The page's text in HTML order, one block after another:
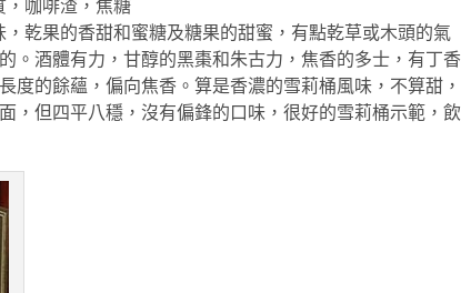
，咖啡渣，焦糖
，乾果的香甜和蜜糖及糖果的甜蜜，有點乾草或木頭的氣
。酒體有力，甘醇的黑棗和朱古力，焦香的多士，有丁香
度的餘蘊，偏向焦香。算是香濃的雪莉桶風味，不算甜，
，但四平八穩，沒有偏鋒的口味，很好的雪莉桶示範，飲